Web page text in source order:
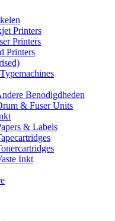
Printers
Printers
Printers
Benodigdheden
& Fuser Units
& Labels
Inkt